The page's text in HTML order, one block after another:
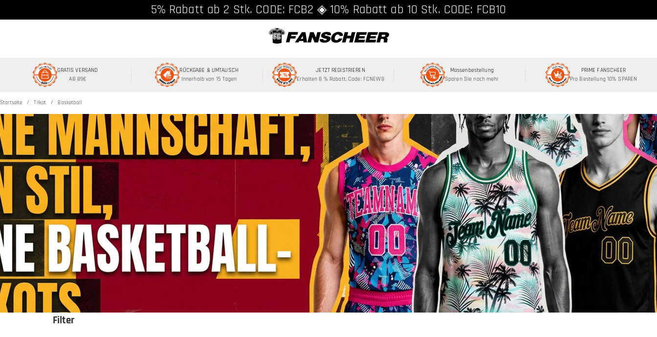
5% Rabatt ab 2 Stk. CODE: FCB2 ◈ 10% Rabatt ab 10 Stk. CODE: FCB10
GRATIS VERSAND
AB 89€
RÜCKGABE & UMTAUSCH
Innerhalb von 15 Tagen
JETZT REGISTRIEREN
Erhalten 8 % Rabatt, Code: FCNEW8
Massenbestellung
Sparen Sie noch mehr
PRIME FANSCHEER
Pro Bestellung 10% SPAREN
Startseite Trikot Basketball
Filter